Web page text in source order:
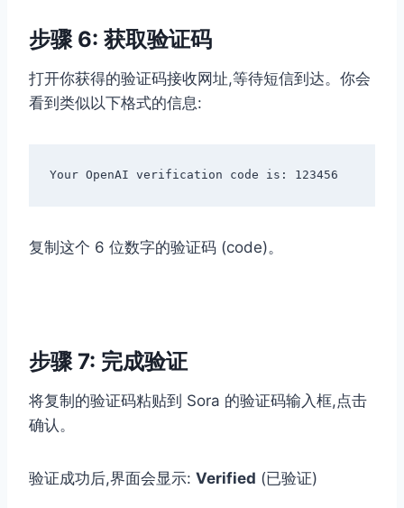
步骤 6: 获取验证码
打开你获得的验证码接收网址,等待短信到达。你会
看到类似以下格式的信息:
复制这个 6 位数字的验证码 (code)。
步骤 7: 完成验证
将复制的验证码粘贴到 Sora 的验证码输入框,点击
确认。
验证成功后,界面会显示: Verified (已验证)